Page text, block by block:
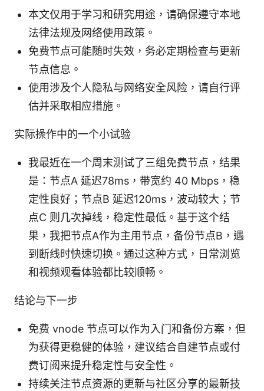
本文仅用于学习和研究用途，请确保遵守本地
法律法规及网络使用政策。
免费节点可能随时失效，务必定期检查与更新
节点信息。
使用涉及个人隐私与网络安全风险，请自行评
估并采取相应措施。
实际操作中的一个小试验
我最近在一个周末测试了三组免费节点，结果
是：节点A 延迟78ms，带宽约 40 Mbps，稳
定性良好；节点B 延迟120ms，波动较大；节
点C 则几次掉线，稳定性最低。基于这个结
果，我把节点A作为主用节点，备份节点B，遇
到断线时快速切换。通过这种方式，日常浏览
和视频观看体验都比较顺畅。
结论与下一步
免费 vnode 节点可以作为入门和备份方案，但
为获得更稳健的体验，建议结合自建节点或付
费订阅来提升稳定性与安全性。
持续关注节点资源的更新与社区分享的最新技